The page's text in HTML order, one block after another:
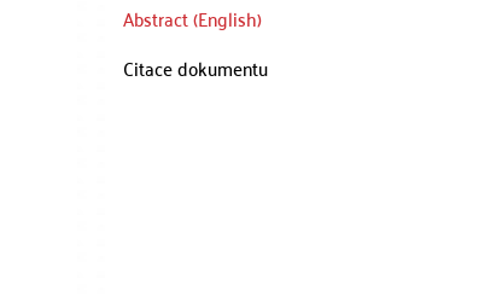
Abstract (English)
Citace dokumentu